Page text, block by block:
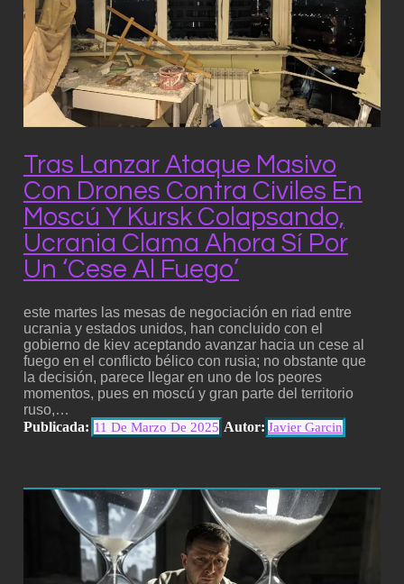
Tras Lanzar Ataque Masivo
Con Drones Contra Civiles En
Moscú Y Kursk Colapsando,
Ucrania Clama Ahora Sí Por
Un ‘cese Al Fuego’
este martes las mesas de negociación en riad entre
ucrania y estados unidos, han concluido con el
gobierno de kiev aceptando avanzar hacia un cese al
fuego en el conflicto bélico con rusia; no obstante que
la decisión, parece llegar en uno de los peores
momentos, pues en moscú y gran parte del territorio
ruso,…
Publicada: 11 De Marzo De 2025 Autor: Javier Garcin